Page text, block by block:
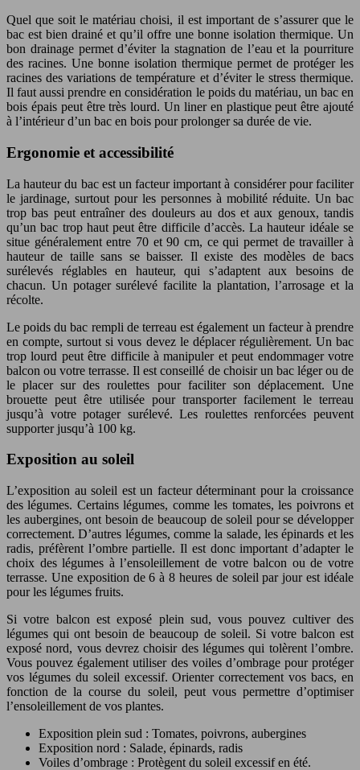
Quel que soit le matériau choisi, il est important de s’assurer que le
bac est bien drainé et qu’il offre une bonne isolation thermique. Un
bon drainage permet d’éviter la stagnation de l’eau et la pourriture
des racines. Une bonne isolation thermique permet de protéger les
racines des variations de température et d’éviter le stress thermique.
Il faut aussi prendre en considération le poids du matériau, un bac en
bois épais peut être très lourd. Un liner en plastique peut être ajouté
à l’intérieur d’un bac en bois pour prolonger sa durée de vie.
Ergonomie et accessibilité
La hauteur du bac est un facteur important à considérer pour faciliter
le jardinage, surtout pour les personnes à mobilité réduite. Un bac
trop bas peut entraîner des douleurs au dos et aux genoux, tandis
qu’un bac trop haut peut être difficile d’accès. La hauteur idéale se
situe généralement entre 70 et 90 cm, ce qui permet de travailler à
hauteur de taille sans se baisser. Il existe des modèles de bacs
surélevés réglables en hauteur, qui s’adaptent aux besoins de
chacun. Un potager surélevé facilite la plantation, l’arrosage et la
récolte.
Le poids du bac rempli de terreau est également un facteur à prendre
en compte, surtout si vous devez le déplacer régulièrement. Un bac
trop lourd peut être difficile à manipuler et peut endommager votre
balcon ou votre terrasse. Il est conseillé de choisir un bac léger ou de
le placer sur des roulettes pour faciliter son déplacement. Une
brouette peut être utilisée pour transporter facilement le terreau
jusqu’à votre potager surélevé. Les roulettes renforcées peuvent
supporter jusqu’à 100 kg.
Exposition au soleil
L’exposition au soleil est un facteur déterminant pour la croissance
des légumes. Certains légumes, comme les tomates, les poivrons et
les aubergines, ont besoin de beaucoup de soleil pour se développer
correctement. D’autres légumes, comme la salade, les épinards et les
radis, préfèrent l’ombre partielle. Il est donc important d’adapter le
choix des légumes à l’ensoleillement de votre balcon ou de votre
terrasse. Une exposition de 6 à 8 heures de soleil par jour est idéale
pour les légumes fruits.
Si votre balcon est exposé plein sud, vous pouvez cultiver des
légumes qui ont besoin de beaucoup de soleil. Si votre balcon est
exposé nord, vous devrez choisir des légumes qui tolèrent l’ombre.
Vous pouvez également utiliser des voiles d’ombrage pour protéger
vos légumes du soleil excessif. Orienter correctement vos bacs, en
fonction de la course du soleil, peut vous permettre d’optimiser
l’ensoleillement de vos plantes.
Exposition plein sud : Tomates, poivrons, aubergines
Exposition nord : Salade, épinards, radis
Voiles d’ombrage : Protègent du soleil excessif en été.